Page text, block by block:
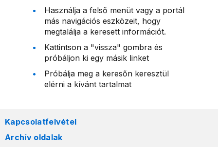
Használja a felső menüt vagy a portál
más navigációs eszközeit, hogy
megtalálja a keresett információt.
Kattintson a "vissza" gombra és
próbáljon ki egy másik linket
Próbálja meg a keresőn keresztül
elérni a kívánt tartalmat
Kapcsolatfelvétel
Archív oldalak